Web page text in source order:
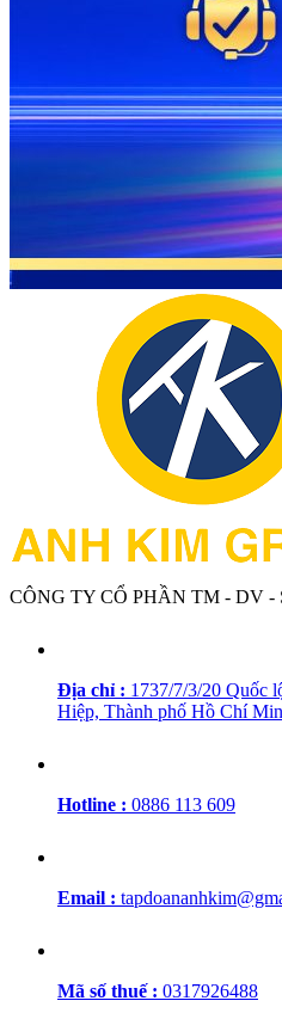
CÔNG TY CỔ PHẦN TM - DV
Địa chỉ : 1737/7/3/20 Quốc
Hiệp, Thành phố Hồ Chí
Hotline : 0886 113 609
Email :
Mã số thuế : 0317926488